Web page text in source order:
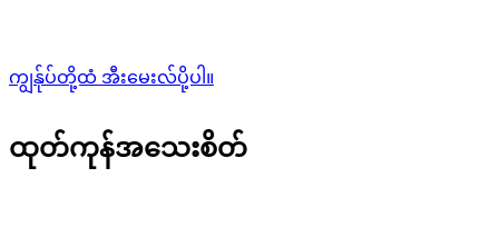
ကျွန်ုပ်တို့ထံ အီးမေးလ်ပို့ပါ။
ထုတ်ကုန်အသေးစိတ်